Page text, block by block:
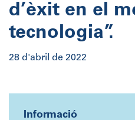
d’èxit en el
tecnologia”.
28 d'abril de 2022
Informació